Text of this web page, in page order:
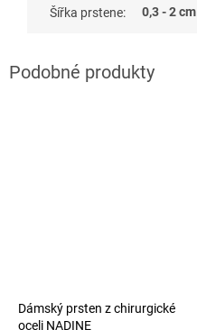
Šířka prstene: 0,3 - 2 cm
Dámský prsten z chirurgické
oceli NADINE